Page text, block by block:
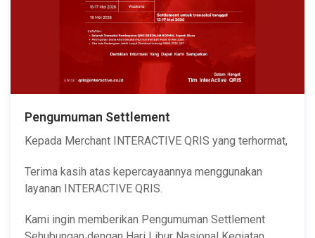
Pengumuman Settlement
Kepada Merchant INTERACTIVE QRIS yang terhormat,
Terima kasih atas kepercayaannya menggunakan
layanan INTERACTIVE QRIS.
Kami ingin memberikan Pengumuman Settlement